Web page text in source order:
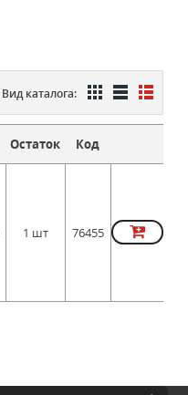
Вид каталога:
Остаток Код
1 шт 76455